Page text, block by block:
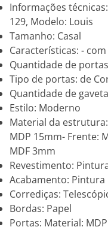
Informações
129, Modelo: Louis
Tamanho: Casal
Características: -
Quantidade de
Tipo de portas: de
Quantidade de
Estilo: Moderno
Material da
MDP 15mm- Frente:
MDF 3mm
Revestimento:
Acabamento: Pintura
Corrediças:
Bordas: Papel
Portas: Material: MDP